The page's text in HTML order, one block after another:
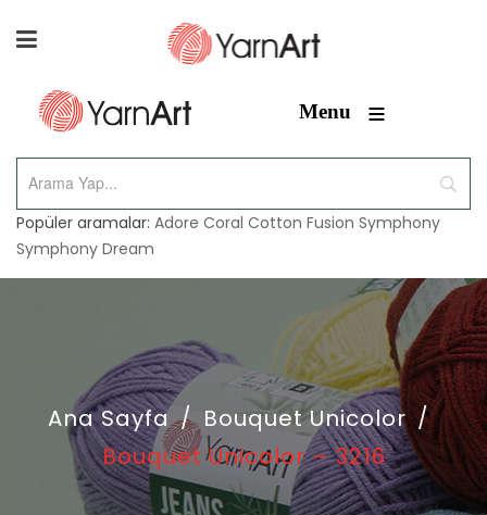
Menu ≡
Popüler aramalar: Adore Coral Cotton Fusion Symphony
Symphony Dream
Ana Sayfa / Bouquet Unicolor /
Bouquet Unicolor – 3216